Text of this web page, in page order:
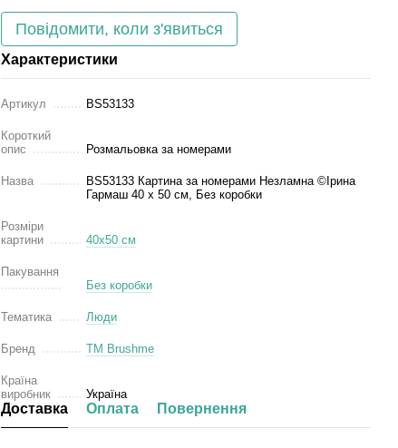
Повідомити, коли з'явиться
Характеристики
Артикул BS53133
Короткий
опис
Розмальовка за номерами
Назва
BS53133 Картина за номерами Незламна ©Ірина
Гармаш 40 х 50 см, Без коробки
Розміри
картини
40х50 см
Пакування
Без коробки
Тематика Люди
Бренд ТМ Brushme
Країна
виробник
Україна
Доставка Оплата Повернення